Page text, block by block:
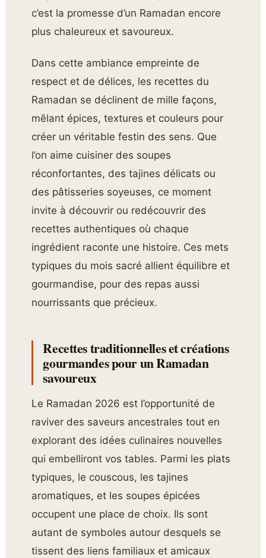
c’est la promesse d’un Ramadan encore
plus chaleureux et savoureux.
Dans cette ambiance empreinte de
respect et de délices, les recettes du
Ramadan se déclinent de mille façons,
mêlant épices, textures et couleurs pour
créer un véritable festin des sens. Que
l’on aime cuisiner des soupes
réconfortantes, des tajines délicats ou
des pâtisseries soyeuses, ce moment
invite à découvrir ou redécouvrir des
recettes authentiques où chaque
ingrédient raconte une histoire. Ces mets
typiques du mois sacré allient équilibre et
gourmandise, pour des repas aussi
nourrissants que précieux.
Recettes traditionnelles et créations
gourmandes pour un Ramadan
savoureux
Le Ramadan 2026 est l’opportunité de
raviver des saveurs ancestrales tout en
explorant des idées culinaires nouvelles
qui embelliront vos tables. Parmi les plats
typiques, le couscous, les tajines
aromatiques, et les soupes épicées
occupent une place de choix. Ils sont
autant de symboles autour desquels se
tissent des liens familiaux et amicaux